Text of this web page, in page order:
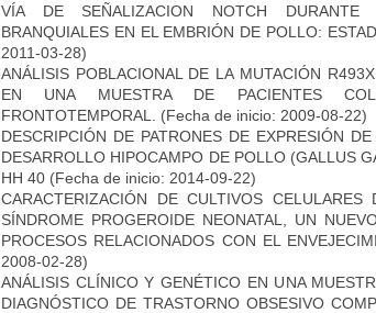
VÍA DE SEÑALIZACION NOTCH
BRANQUIALES EN EL EMBRIÓN DE POLLO:
2011-03-28)
ANÁLISIS POBLACIONAL DE LA MUTACIÓN
EN UNA MUESTRA DE PACIENTES
FRONTOTEMPORAL.
(Fecha de inicio: 2009-08-22)
DESCRIPCIÓN DE PATRONES DE EXPRESIÓN
DESARROLLO HIPOCAMPO DE POLLO (GALLUS
HH 40 (Fecha de inicio: 2014-09-22)
CARACTERIZACIÓN DE CULTIVOS CELULARES
SÍNDROME PROGEROIDE NEONATAL, UN
PROCESOS RELACIONADOS CON EL
2008-02-28)
ANÁLISIS CLÍNICO Y GENÉTICO EN UNA
DIAGNÓSTICO DE TRASTORNO OBSESIVO